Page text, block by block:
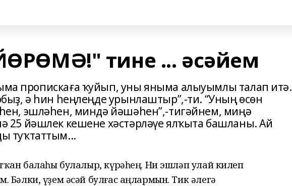
тине ... әсәйем
пропискаға ҡуйып, уны яныма алыуымлы талап итә.
ә һин һеңлеңде урынлаштыр”,-ти. “Уның өсөн
эшләһен, миндә йәшәһен”,-тигәйнем, миңә
25 йәшлек кешене хәстәрләүе ялҡыта башланы. Ай
туҡтаттым...
балаһы булалыр, күрәһең. Ни эшләп улай килеп
Бәлки, үҙем әсәй булғас аңлармын. Тик әлегә